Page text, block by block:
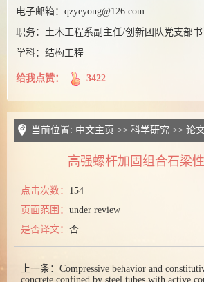
电子邮箱： qzyeyong@126.com
职务： 土木工程系副主任/创新团队党支部
学科：结构工程
给我点赞： 3422
当前位置: 中文主页 >> 科学研究 >> 论
高强螺杆加固组合石梁
点击次数： 154
页面范围： under review
是否译文： 否
上一条： Compressive behavior and
concrete confined by steel tubes with active